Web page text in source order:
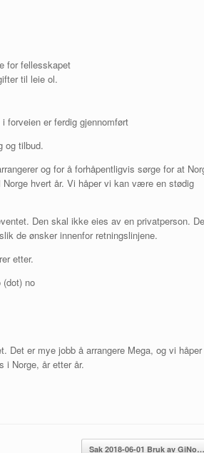
for fellesskapet
til leie ol.
forveien er ferdig gjennomført
og tilbud.
og for å forhåpentligvis sørge for at
hvert år. Vi håper vi kan være en stødig
Den skal ikke eies av en privatperson.
de ønsker innenfor retningslinjene.
etter.
no
Det er mye jobb å arrangere Mega, og vi
i Norge, år etter år.
Sak 2018-06-01 Bruk av GiNo…